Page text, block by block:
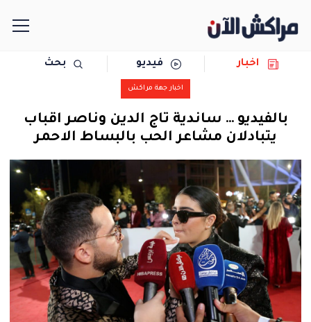
مجتمع
سياسة
رياضة
حوادث
دولية
المرأة
اخبار فيديو بحث
اخبار جهة مراكش
بالفيديو … ساندية تاج الدين وناصر اقباب
يتبادلان مشاعر الحب بالبساط الاحمر